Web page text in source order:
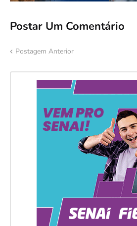
Postar Um Comentário
Postagem Anterior